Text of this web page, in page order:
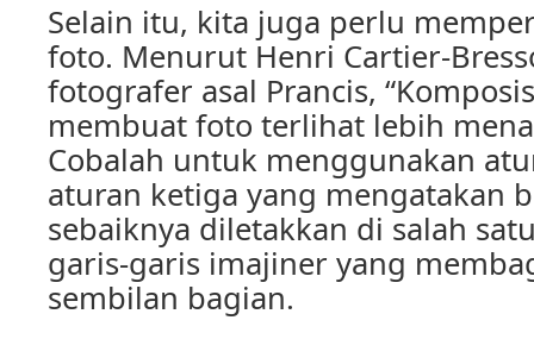
Selain itu, kita juga perlu
foto. Menurut Henri Cartier-
fotografer asal Prancis,
membuat foto terlihat lebih
Cobalah untuk menggunakan
aturan ketiga yang mengatakan
sebaiknya diletakkan di salah
garis-garis imajiner yang
sembilan bagian.